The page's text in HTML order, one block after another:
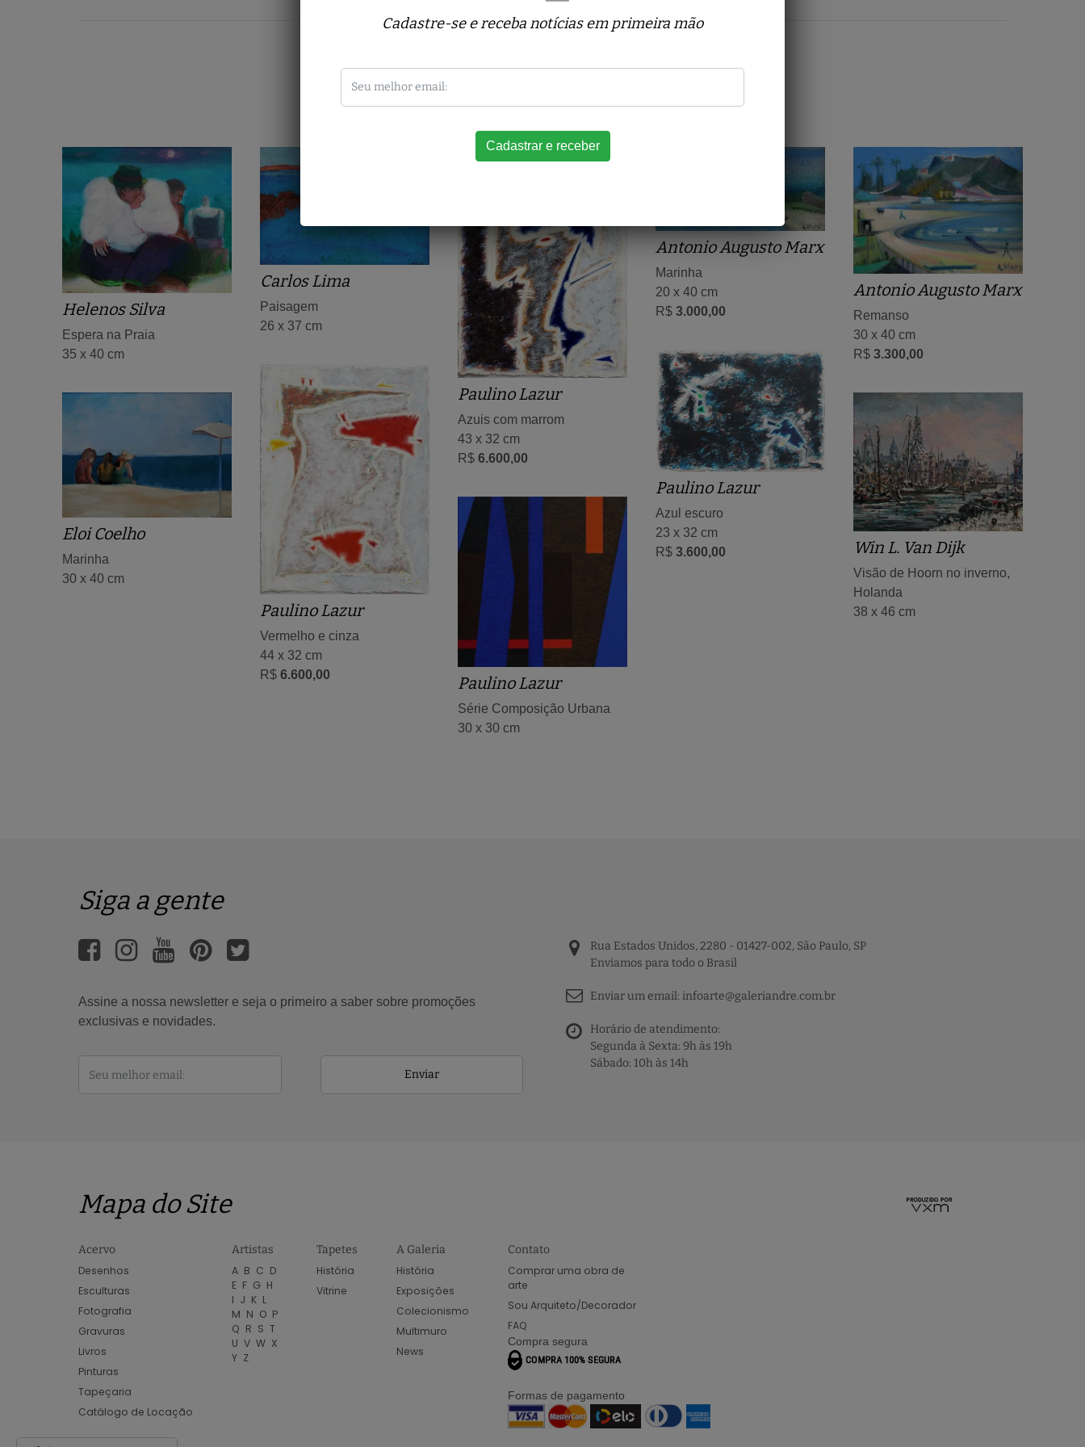
Helenos Silva
Espera na Praia
35 x 40 cm
Carlos Lima
Paisagem
26 x 37 cm
Paulino Lazur
Azuis com marrom
43 x 32 cm
R$ 6.600,00
Antonio Augusto Marx
Marinha
20 x 40 cm
R$ 3.000,00
Antonio Augusto Marx
Remanso
30 x 40 cm
R$ 3.300,00
Paulino Lazur
Azul escuro
23 x 32 cm
R$ 3.600,00
Paulino Lazur
Vermelho e cinza
44 x 32 cm
R$ 6.600,00
Eloi Coelho
Marinha
30 x 40 cm
Win L. Van Dijk
Visão de Hoorn no inverno,
Holanda
38 x 46 cm
Paulino Lazur
Série Composição Urbana
30 x 30 cm
Siga a gente
Assine a nossa newsletter e seja o primeiro a saber sobre promoções
exclusivas e novidades.
Enviar
Rua Estados Unidos, 2280 - 01427-002, São Paulo, SP
Enviamos para todo o Brasil
Enviar um email: infoarte@galeriandre.com.br
Horário de atendimento:
Segunda à Sexta: 9h às 19h
Sábado: 10h às 14h
Mapa do Site
Acervo
Desenhos
Esculturas
Fotografia
Gravuras
Livros
Pinturas
Tapeçaria
Catálogo de Locação
Artistas
A B C D
E F G H
I J K L
M N O P
Q R S T
U V W X
Y Z
Tapetes
História
Vitrine
A Galeria
História
Exposições
Colecionismo
Multimuro
News
Contato
Comprar uma obra de
arte
Sou Arquiteto/Decorador
FAQ
Compra segura
Formas de pagamento
Cadastre-se e receba notícias em primeira mão